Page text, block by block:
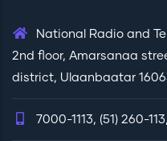
National Radio and
2nd floor, Amarsanaa
district, Ulaanbaatar
7000-1113, (51) 260-